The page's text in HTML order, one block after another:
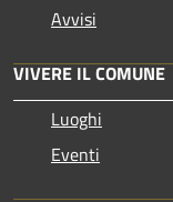
Avvisi
VIVERE IL COMUNE
Luoghi
Eventi